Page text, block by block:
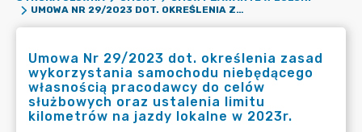
UMOWA NR 29/2023 DOT. OKREŚLENIA ZASAD WYKORZYSTANIA SAMOCHODU NIEBĘDĄCEGO WŁASNOŚCIĄ PRACODAWCY DO CELÓW SŁUŻBOWYCH ORAZ USTALENIA LIMITU KILOMETRÓW NA JAZDY LOKALNE W 2023R.
Umowa Nr 29/2023 dot. określenia zasad
wykorzystania samochodu niebędącego
własnością pracodawcy do celów
służbowych oraz ustalenia limitu
kilometrów na jazdy lokalne w 2023r.